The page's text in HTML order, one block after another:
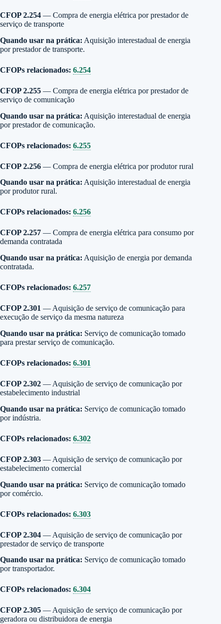
CFOP 2.254 — Compra de energia elétrica por prestador de
serviço de transporte
Quando usar na prática: Aquisição interestadual de energia
por prestador de transporte.
CFOPs relacionados: 6.254
CFOP 2.255 — Compra de energia elétrica por prestador de
serviço de comunicação
Quando usar na prática: Aquisição interestadual de energia
por prestador de comunicação.
CFOPs relacionados: 6.255
CFOP 2.256 — Compra de energia elétrica por produtor rural
Quando usar na prática: Aquisição interestadual de energia
por produtor rural.
CFOPs relacionados: 6.256
CFOP 2.257 — Compra de energia elétrica para consumo por
demanda contratada
Quando usar na prática: Aquisição de energia por demanda
contratada.
CFOPs relacionados: 6.257
CFOP 2.301 — Aquisição de serviço de comunicação para
execução de serviço da mesma natureza
Quando usar na prática: Serviço de comunicação tomado
para prestar serviço de comunicação.
CFOPs relacionados: 6.301
CFOP 2.302 — Aquisição de serviço de comunicação por
estabelecimento industrial
Quando usar na prática: Serviço de comunicação tomado
por indústria.
CFOPs relacionados: 6.302
CFOP 2.303 — Aquisição de serviço de comunicação por
estabelecimento comercial
Quando usar na prática: Serviço de comunicação tomado
por comércio.
CFOPs relacionados: 6.303
CFOP 2.304 — Aquisição de serviço de comunicação por
prestador de serviço de transporte
Quando usar na prática: Serviço de comunicação tomado
por transportador.
CFOPs relacionados: 6.304
CFOP 2.305 — Aquisição de serviço de comunicação por
geradora ou distribuidora de energia